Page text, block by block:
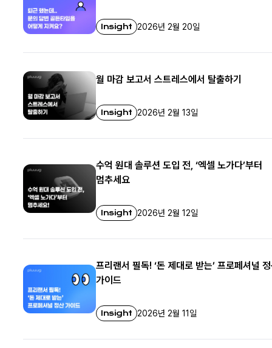
Insight 2026년 2월 20일
월 마감 보고서 스트레스에서 탈출하기
Insight 2026년 2월 13일
수억 원대 솔루션 도입 전, ‘엑셀 노가다’부터
멈추세요
Insight 2026년 2월 12일
프리랜서 필독! ‘돈 제대로 받는’ 프로페셔널
가이드
Insight 2026년 2월 11일